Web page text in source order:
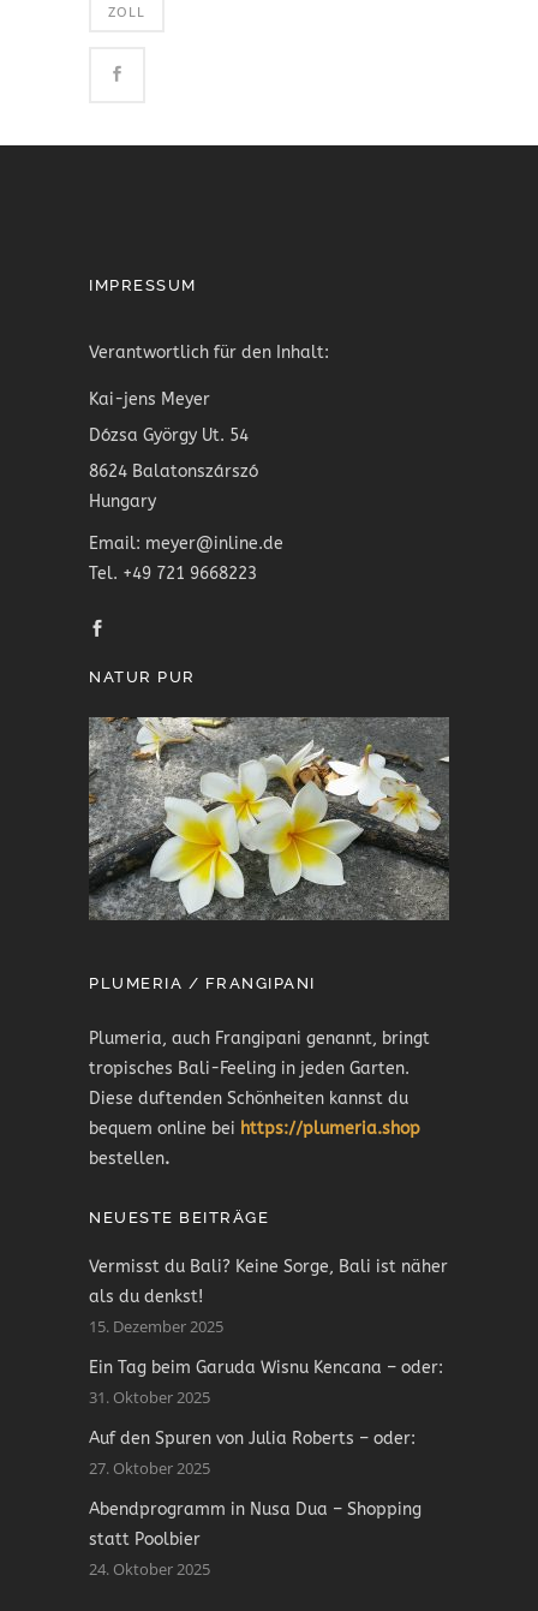
ZOLL
IMPRESSUM
Verantwortlich für den Inhalt:
Kai-jens Meyer
Dózsa György Ut. 54
8624 Balatonszárszó
Hungary
Email: meyer@inline.de
Tel. +49 721 9668223
NATUR PUR
PLUMERIA / FRANGIPANI
Plumeria, auch Frangipani genannt, bringt
tropisches Bali-Feeling in jeden Garten.
Diese duftenden Schönheiten kannst du
bequem online bei https://plumeria.shop
bestellen.
NEUESTE BEITRÄGE
Vermisst du Bali? Keine Sorge, Bali ist näher
als du denkst!
15. Dezember 2025
Ein Tag beim Garuda Wisnu Kencana – oder:
31. Oktober 2025
Auf den Spuren von Julia Roberts – oder:
27. Oktober 2025
Abendprogramm in Nusa Dua – Shopping
statt Poolbier
24. Oktober 2025